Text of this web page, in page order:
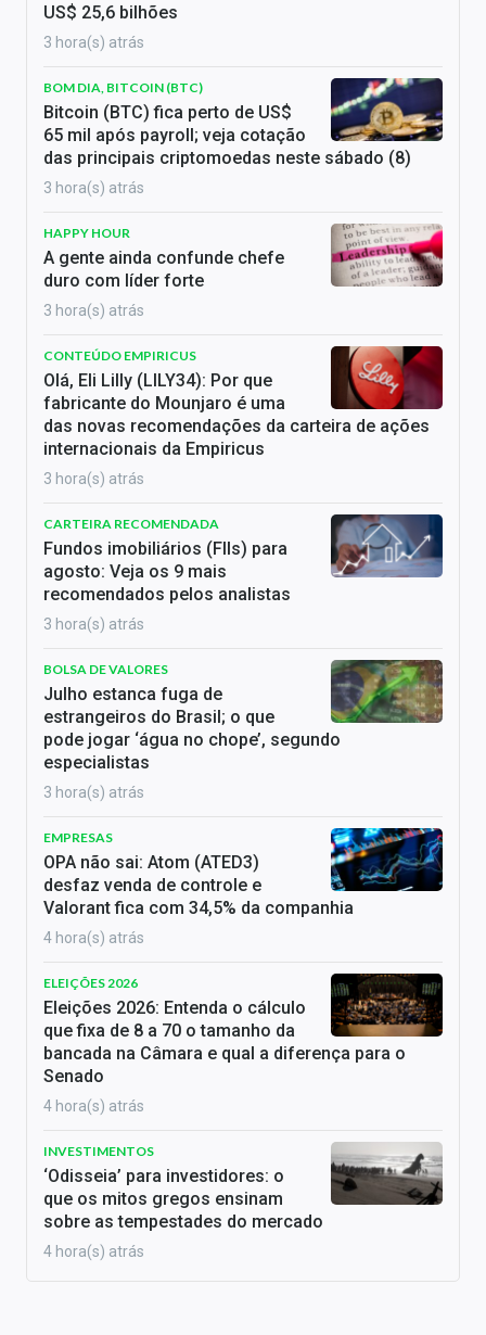
US$ 25,6 bilhões
3 hora(s) atrás
BOM DIA, BITCOIN (BTC)
Bitcoin (BTC) fica perto de US$
65 mil após payroll; veja cotação
das principais criptomoedas neste sábado (8)
3 hora(s) atrás
HAPPY HOUR
A gente ainda confunde chefe
duro com líder forte
3 hora(s) atrás
CONTEÚDO EMPIRICUS
Olá, Eli Lilly (LILY34): Por que
fabricante do Mounjaro é uma
das novas recomendações da carteira de ações
internacionais da Empiricus
3 hora(s) atrás
CARTEIRA RECOMENDADA
Fundos imobiliários (FIIs) para
agosto: Veja os 9 mais
recomendados pelos analistas
3 hora(s) atrás
BOLSA DE VALORES
Julho estanca fuga de
estrangeiros do Brasil; o que
pode jogar ‘água no chope’, segundo
especialistas
3 hora(s) atrás
EMPRESAS
OPA não sai: Atom (ATED3)
desfaz venda de controle e
Valorant fica com 34,5% da companhia
4 hora(s) atrás
ELEIÇÕES 2026
Eleições 2026: Entenda o cálculo
que fixa de 8 a 70 o tamanho da
bancada na Câmara e qual a diferença para o
Senado
4 hora(s) atrás
INVESTIMENTOS
‘Odisseia’ para investidores: o
que os mitos gregos ensinam
sobre as tempestades do mercado
4 hora(s) atrás